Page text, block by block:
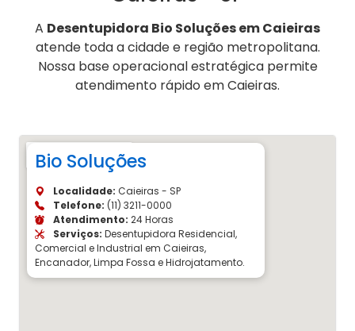
A Desentupidora Bio Soluções em Caieiras
atende toda a cidade e região metropolitana.
Nossa base operacional estratégica permite
atendimento rápido em Caieiras.
Bio Soluções
Localidade: Caieiras - SP
Telefone: (11) 3211-0000
Atendimento: 24 Horas
Serviços: Desentupidora Residencial,
Comercial e Industrial em Caieiras,
Encanador, Limpa Fossa e Hidrojatamento.